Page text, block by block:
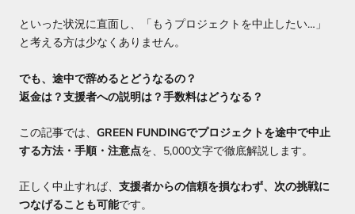
といった状況に直面し、「もうプロジェクトを中止したい…」
と考える方は少なくありません。
でも、途中で辞めるとどうなるの？
返金は？支援者への説明は？手数料はどうなる？
この記事では、 GREEN FUNDINGでプロジェクトを途中で中止
する方法・手順・注意点を、5,000文字で徹底解説します。
正しく中止すれば、 支援者からの信頼を損なわず、次の挑戦に
つなげることも可能です。